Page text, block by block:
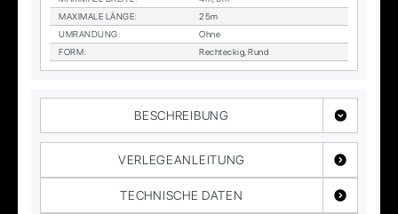
MA­XI­MA­LE LÄN­GE:
25m
UM­RAN­DUNG:
Ohne
FORM: Recht­eckig, Rund
BESCHREIBUNG
VERLEGEANLEITUNG
TECHNISCHE DATEN